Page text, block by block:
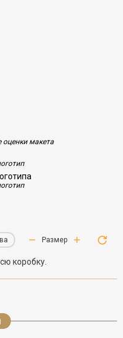
оценки макета
Размер
коробку.